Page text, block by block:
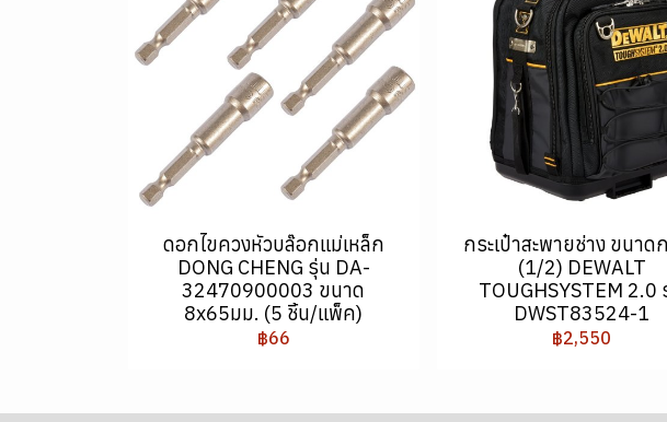
ดอกไขควงหัวบล๊อกแม่เหล็ก
DONG CHENG รุ่น DA-
32470900003 ขนาด
8x65มม. (5 ชิ้น/แพ็ค)
฿66
กระเป๋าสะพายช่าง ขนาด
(1/2) DEWALT
TOUGHSYSTEM 2.0
DWST83524-1
฿2,550